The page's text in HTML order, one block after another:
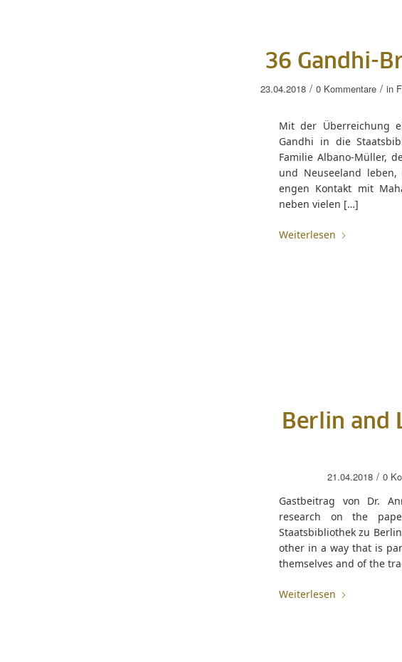
36 Gandhi-
23.04.2018 / 0 Kommentare / in
Mit der Überreichung
Gandhi in die
Familie Albano-Müller,
und Neuseeland
engen Kontakt mit
neben vielen […]
Weiterlesen
Berlin and
21.04.2018 / 0
Gastbeitrag von Dr.
research on the
Staatsbibliothek zu
other in a way that is
themselves and of the
Weiterlesen